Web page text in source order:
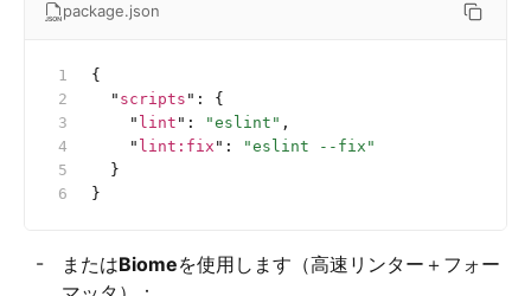
package.json
{
  "
scripts " :
{
    "
lint " : "eslint" ,
    "
lint:fix " :
"eslint --fix"
  }
}
またはBiomeを使用します（高速リンター＋フォー